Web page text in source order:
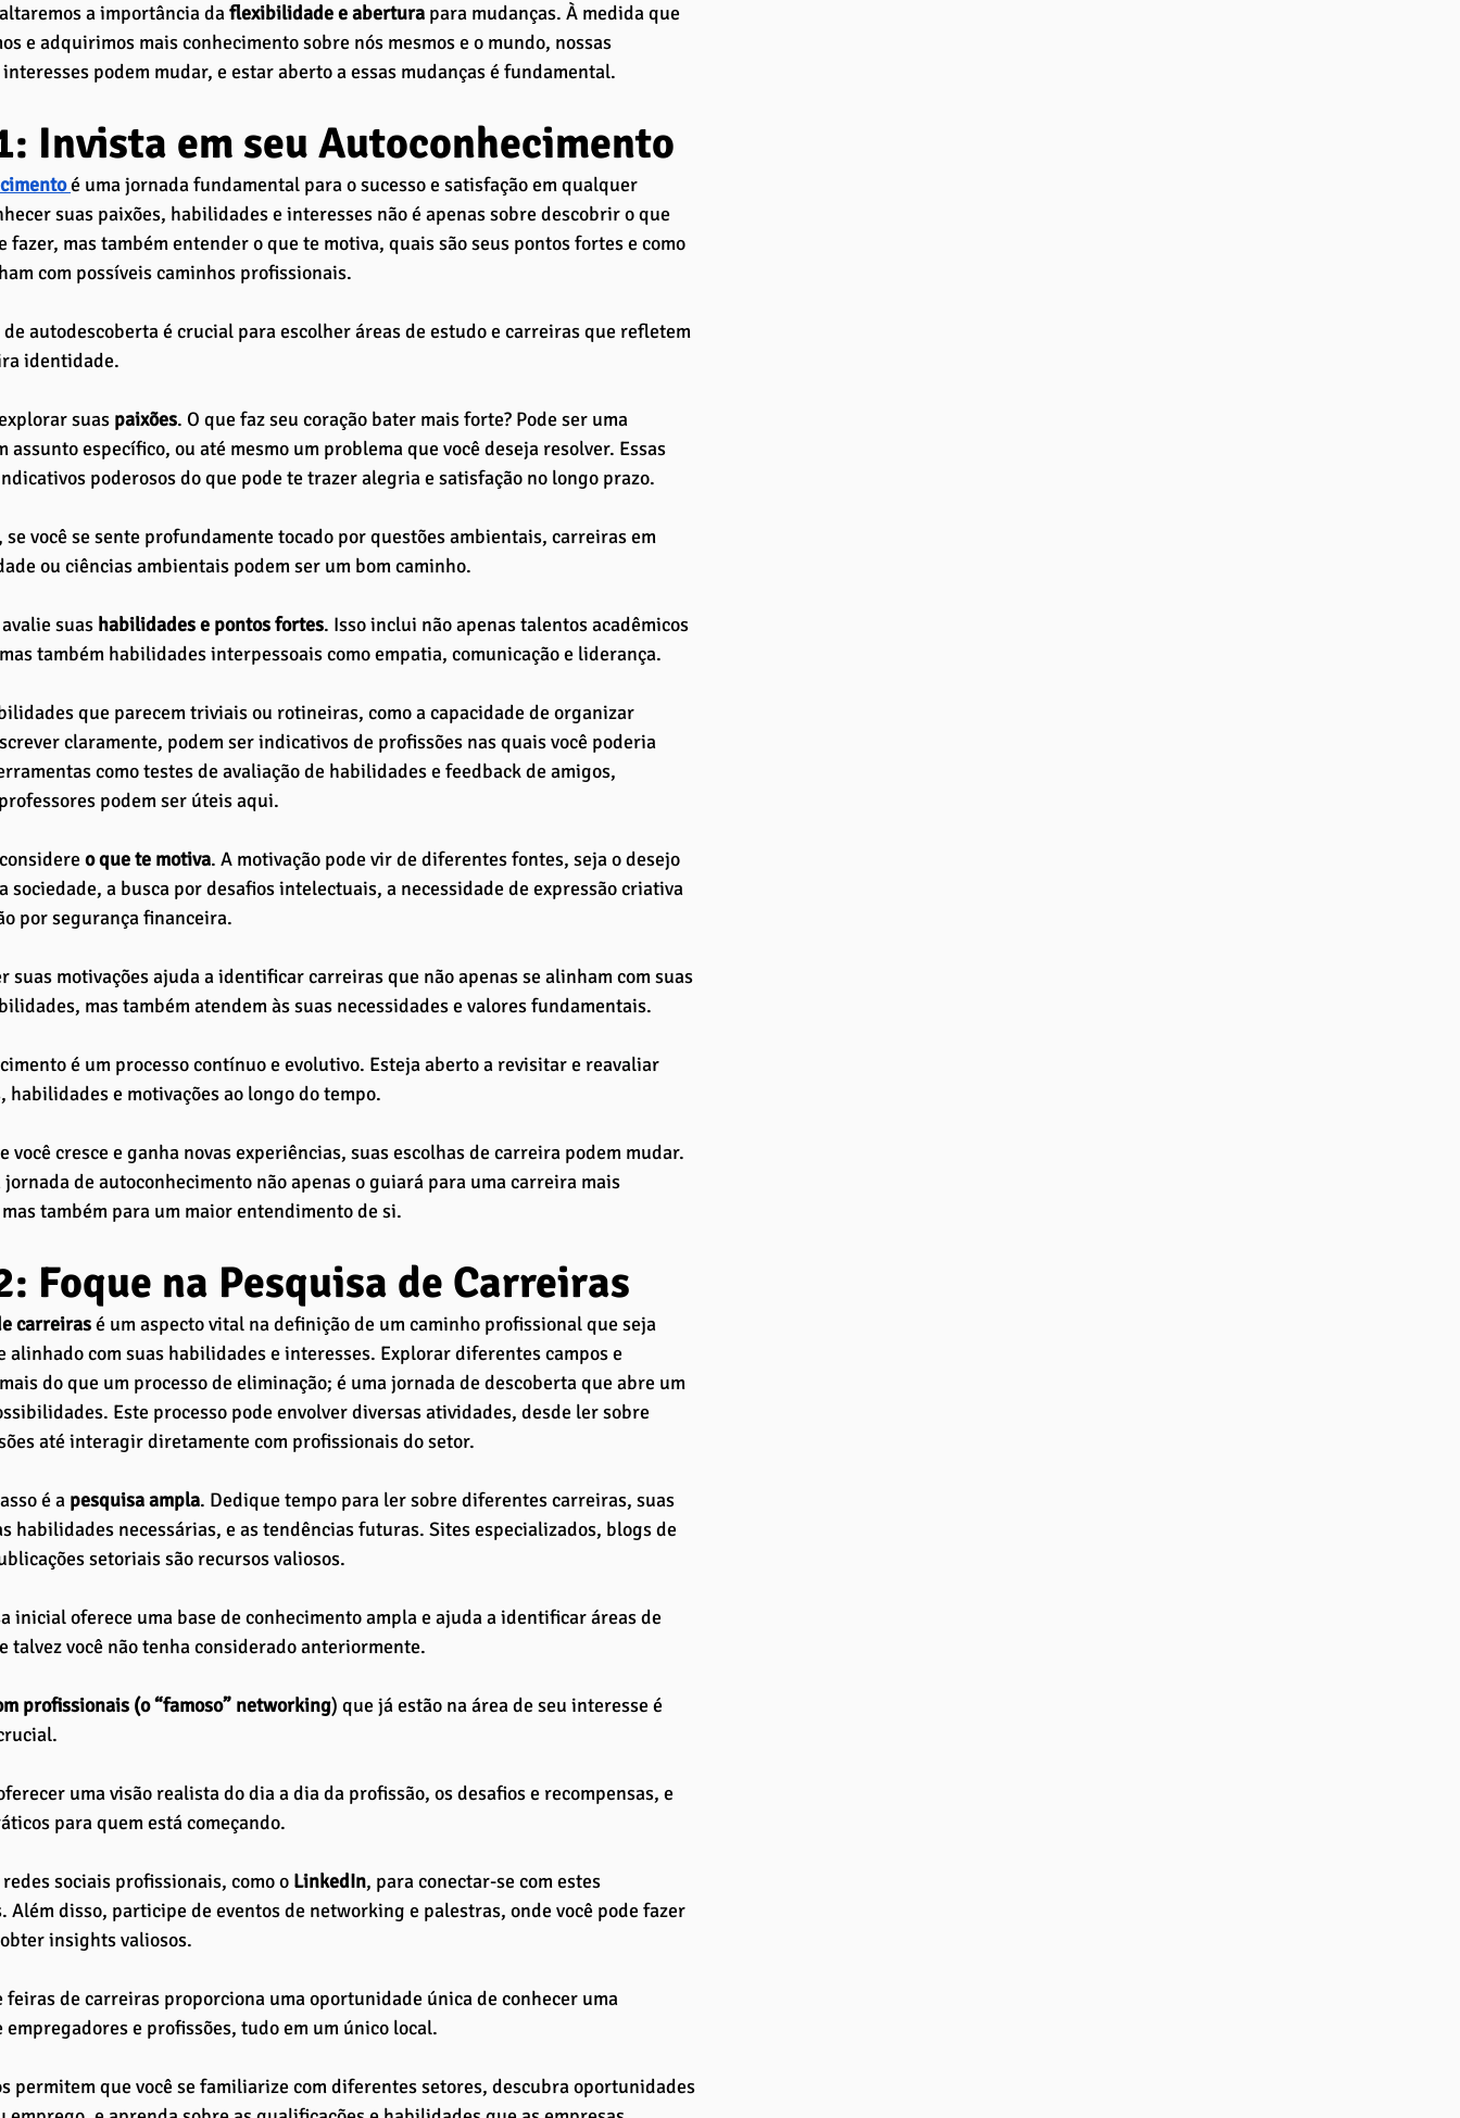
a importância da flexibilidade e abertura para mudanças. À medida que
e adquirimos mais conhecimento sobre nós mesmos e o mundo, nossas
podem mudar, e estar aberto a essas mudanças é fundamental.
Invista em seu Autoconhecimento
é uma jornada fundamental para o sucesso e satisfação em qualquer
suas paixões, habilidades e interesses não é apenas sobre descobrir o que
fazer, mas também entender o que te motiva, quais são seus pontos fortes e como
com possíveis caminhos profissionais.
autodescoberta é crucial para escolher áreas de estudo e carreiras que refletem
identidade.
suas paixões. O que faz seu coração bater mais forte? Pode ser uma
assunto específico, ou até mesmo um problema que você deseja resolver. Essas
poderosos do que pode te trazer alegria e satisfação no longo prazo.
se você se sente profundamente tocado por questões ambientais, carreiras em
ou ciências ambientais podem ser um bom caminho.
suas habilidades e pontos fortes. Isso inclui não apenas talentos acadêmicos
também habilidades interpessoais como empatia, comunicação e liderança.
que parecem triviais ou rotineiras, como a capacidade de organizar
claramente, podem ser indicativos de profissões nas quais você poderia
como testes de avaliação de habilidades e feedback de amigos,
podem ser úteis aqui.
o que te motiva. A motivação pode vir de diferentes fontes, seja o desejo
sociedade, a busca por desafios intelectuais, a necessidade de expressão criativa
por segurança financeira.
suas motivações ajuda a identificar carreiras que não apenas se alinham com suas
mas também atendem às suas necessidades e valores fundamentais.
é um processo contínuo e evolutivo. Esteja aberto a revisitar e reavaliar
habilidades e motivações ao longo do tempo.
você cresce e ganha novas experiências, suas escolhas de carreira podem mudar.
de autoconhecimento não apenas o guiará para uma carreira mais
também para um maior entendimento de si.
Foque na Pesquisa de Carreiras
carreiras é um aspecto vital na definição de um caminho profissional que seja
alinhado com suas habilidades e interesses. Explorar diferentes campos e
do que um processo de eliminação; é uma jornada de descoberta que abre um
Este processo pode envolver diversas atividades, desde ler sobre
até interagir diretamente com profissionais do setor.
é a pesquisa ampla. Dedique tempo para ler sobre diferentes carreiras, suas
habilidades necessárias, e as tendências futuras. Sites especializados, blogs de
setoriais são recursos valiosos.
inicial oferece uma base de conhecimento ampla e ajuda a identificar áreas de
talvez você não tenha considerado anteriormente.
profissionais (o “famoso” networking) que já estão na área de seu interesse é
uma visão realista do dia a dia da profissão, os desafios e recompensas, e
para quem está começando.
sociais profissionais, como o LinkedIn, para conectar-se com estes
Além disso, participe de eventos de networking e palestras, onde você pode fazer
insights valiosos.
de carreiras proporciona uma oportunidade única de conhecer uma
empregadores e profissões, tudo em um único local.
permitem que você se familiarize com diferentes setores, descubra oportunidades